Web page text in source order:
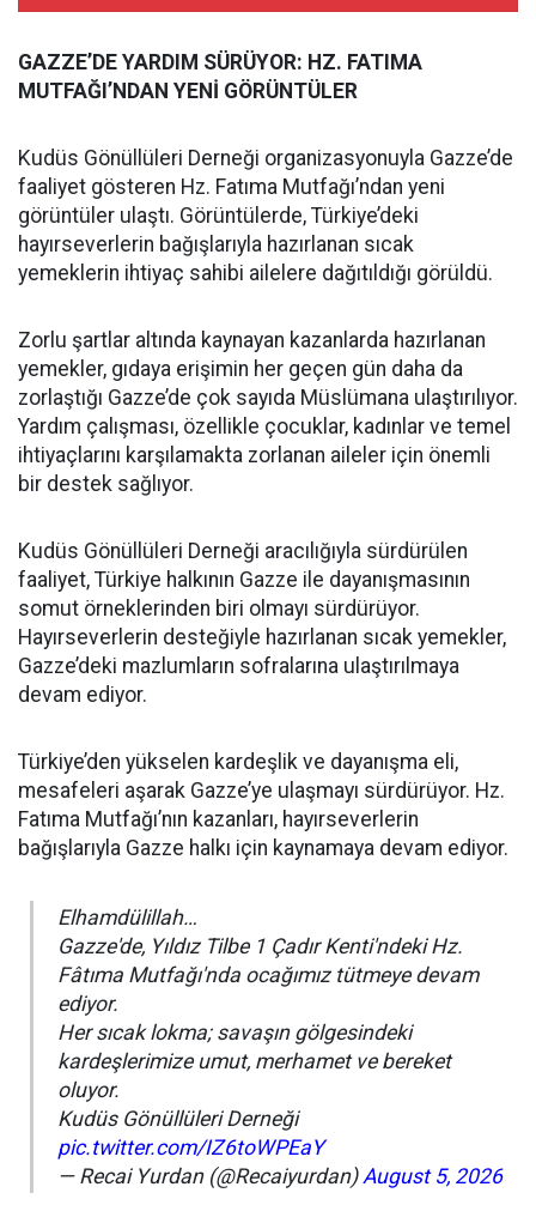
GAZZE’DE YARDIM SÜRÜYOR: HZ. FATIMA
MUTFAĞI’NDAN YENİ GÖRÜNTÜLER
Kudüs Gönüllüleri Derneği organizasyonuyla Gazze’de
faaliyet gösteren Hz. Fatıma Mutfağı’ndan yeni
görüntüler ulaştı. Görüntülerde, Türkiye’deki
hayırseverlerin bağışlarıyla hazırlanan sıcak
yemeklerin ihtiyaç sahibi ailelere dağıtıldığı görüldü.
Zorlu şartlar altında kaynayan kazanlarda hazırlanan
yemekler, gıdaya erişimin her geçen gün daha da
zorlaştığı Gazze’de çok sayıda Müslümana ulaştırılıyor.
Yardım çalışması, özellikle çocuklar, kadınlar ve temel
ihtiyaçlarını karşılamakta zorlanan aileler için önemli
bir destek sağlıyor.
Kudüs Gönüllüleri Derneği aracılığıyla sürdürülen
faaliyet, Türkiye halkının Gazze ile dayanışmasının
somut örneklerinden biri olmayı sürdürüyor.
Hayırseverlerin desteğiyle hazırlanan sıcak yemekler,
Gazze’deki mazlumların sofralarına ulaştırılmaya
devam ediyor.
Türkiye’den yükselen kardeşlik ve dayanışma eli,
mesafeleri aşarak Gazze’ye ulaşmayı sürdürüyor. Hz.
Fatıma Mutfağı’nın kazanları, hayırseverlerin
bağışlarıyla Gazze halkı için kaynamaya devam ediyor.
Elhamdülillah…
Gazze'de, Yıldız Tilbe 1 Çadır Kenti'ndeki Hz.
Fâtıma Mutfağı'nda ocağımız tütmeye devam
ediyor.
Her sıcak lokma; savaşın gölgesindeki
kardeşlerimize umut, merhamet ve bereket
oluyor.
Kudüs Gönüllüleri Derneği
pic.twitter.com/IZ6toWPEaY
— Recai Yurdan (@Recaiyurdan)August 5, 2026